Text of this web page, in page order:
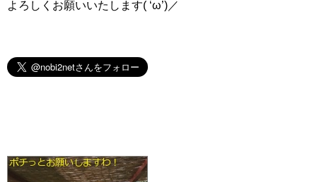
よろしくお願いいたします( ‘ω’)／